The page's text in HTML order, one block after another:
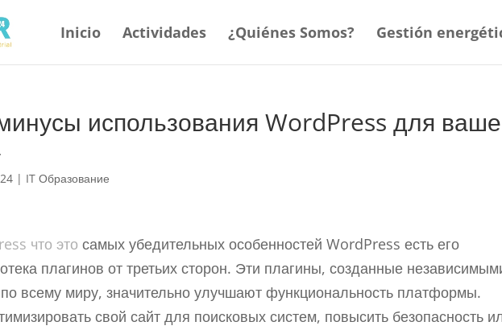
Inicio Actividades ¿Quiénes Somos? Gestión
использования WordPress для
| IT Образование
что это самых убедительных особенностей WordPress есть его
плагинов от третьих сторон. Эти плагины, созданные
всему миру, значительно улучшают функциональность платформы.
свой сайт для поисковых систем, повысить безопасность